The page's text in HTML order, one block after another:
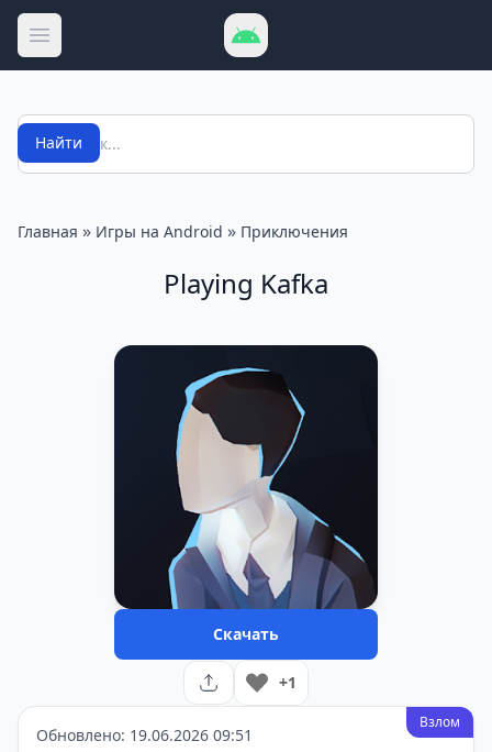
Открыть меню
Поиск
Найти
Главная » Игры на Android » Приключения
Playing Kafka
Скачать
+1
Взлом
Обновлено: 19.06.2026 09:51